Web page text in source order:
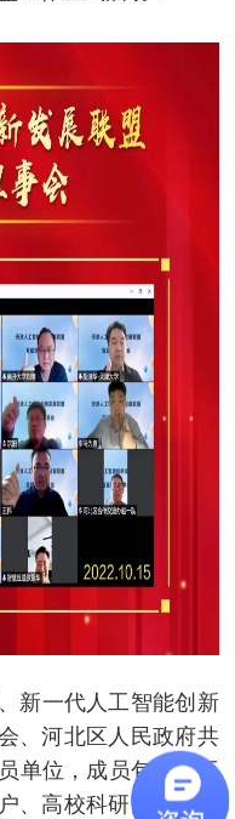
新一代人工智能创新
、河北区人民政府共
单位，成员包含人工
高校科研团队、行